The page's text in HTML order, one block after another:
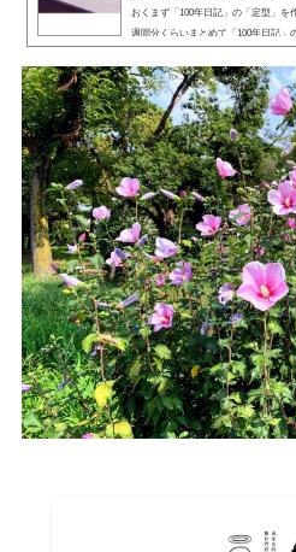
おくまず「100年日記」の「定型」を
週間分くらいまとめて「100年日記
の☆日記運玉撫で撫でそれでは、一つ